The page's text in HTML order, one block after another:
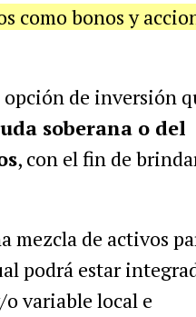
como bonos y
de inversión
soberana o del
, con el fin de
mezcla de activos
podrá estar
variable local e